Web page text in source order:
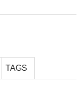
TAGS